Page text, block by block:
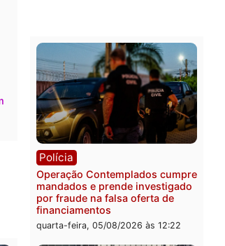
retirar
12:30
Polícia
Com apenas 28% do
Polícia Civil de Rondônia
maior déficit do país,
estudo
quarta-feira, 05/08/2026 às